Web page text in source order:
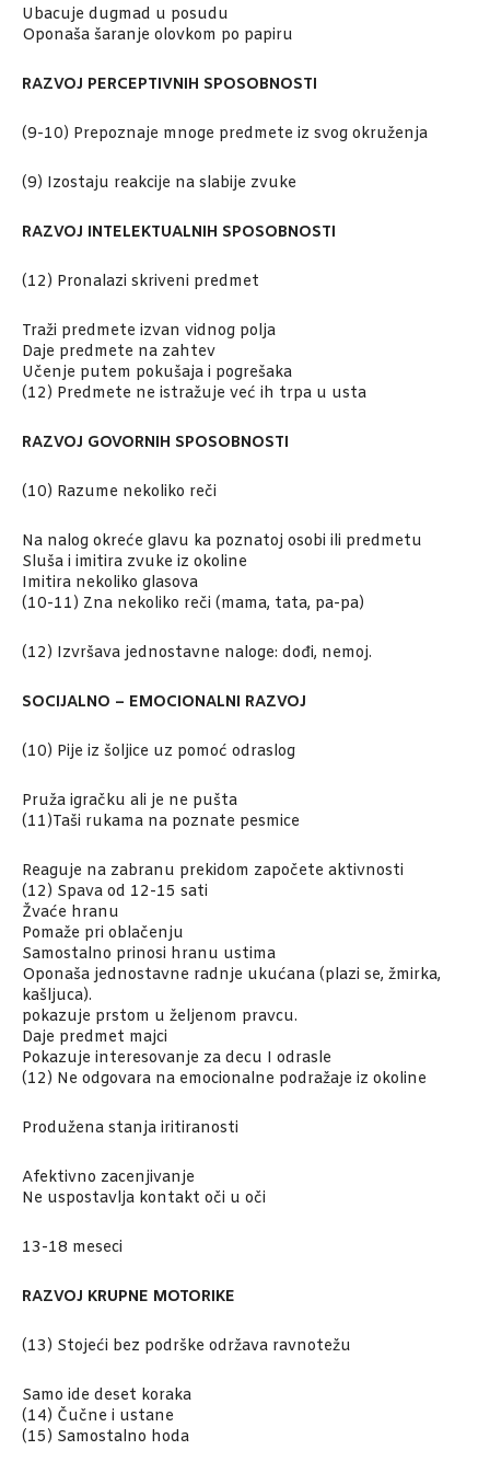
Ubacuje dugmad u posudu
Oponaša šaranje olovkom po papiru
RAZVOJ PERCEPTIVNIH SPOSOBNOSTI
(9-10) Prepoznaje mnoge predmete iz svog okruženja
(9) Izostaju reakcije na slabije zvuke
RAZVOJ INTELEKTUALNIH SPOSOBNOSTI
(12) Pronalazi skriveni predmet
Traži predmete izvan vidnog polja
Daje predmete na zahtev
Učenje putem pokušaja i pogrešaka
(12) Predmete ne istražuje već ih trpa u usta
RAZVOJ GOVORNIH SPOSOBNOSTI
(10) Razume nekoliko reči
Na nalog okreće glavu ka poznatoj osobi ili predmetu
Sluša i imitira zvuke iz okoline
Imitira nekoliko glasova
(10-11) Zna nekoliko reči (mama, tata, pa-pa)
(12) Izvršava jednostavne naloge: dođi, nemoj.
SOCIJALNO – EMOCIONALNI RAZVOJ
(10) Pije iz šoljice uz pomoć odraslog
Pruža igračku ali je ne pušta
(11)Taši rukama na poznate pesmice
Reaguje na zabranu prekidom započete aktivnosti
(12) Spava od 12-15 sati
Žvaće hranu
Pomaže pri oblačenju
Samostalno prinosi hranu ustima
Oponaša jednostavne radnje ukućana (plazi se, žmirka,
kašljuca).
pokazuje prstom u željenom pravcu.
Daje predmet majci
Pokazuje interesovanje za decu I odrasle
(12) Ne odgovara na emocionalne podražaje iz okoline
Produžena stanja iritiranosti
Afektivno zacenjivanje
Ne uspostavlja kontakt oči u oči
13-18 meseci
RAZVOJ KRUPNE MOTORIKE
(13) Stojeći bez podrške održava ravnotežu
Samo ide deset koraka
(14) Čučne i ustane
(15) Samostalno hoda